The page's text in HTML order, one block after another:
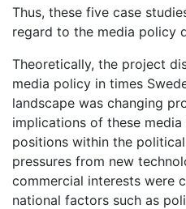
Thus, these five case
regard to the media policy
Theoretically, the project
media policy in times
landscape was changing
implications of these
positions within the
pressures from new
commercial interests were
national factors such as